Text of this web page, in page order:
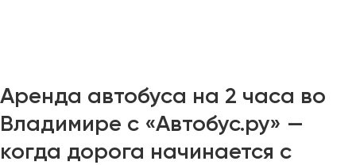
Аренда автобуса на 2 часа во
Владимире с «Автобус.ру» —
когда дорога начинается с